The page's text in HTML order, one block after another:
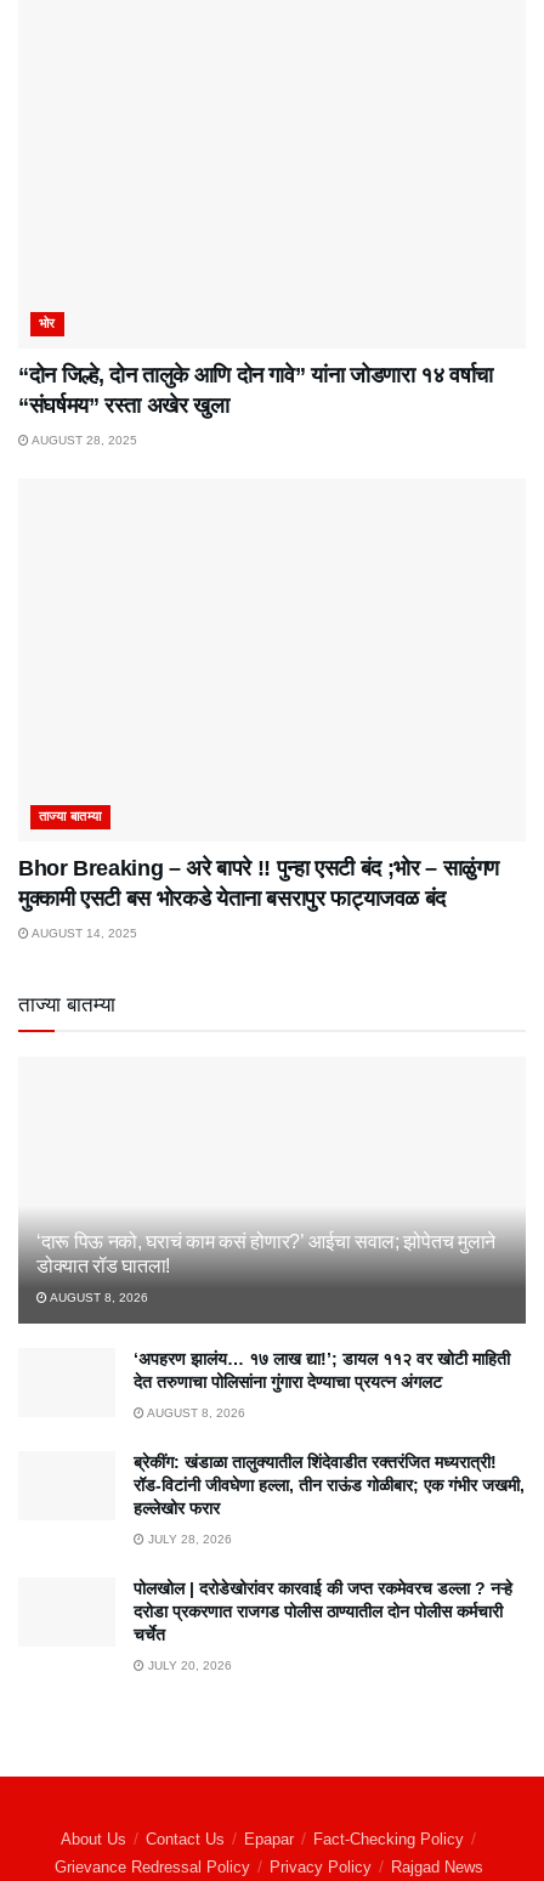
भोर
“दोन जिल्हे, दोन तालुके आणि दोन गावे” यांना जोडणारा १४ वर्षाचा
“संघर्षमय” रस्ता अखेर खुला
AUGUST 28, 2025
ताज्या बातम्या
Bhor Breaking – अरे बापरे‌ !! पुन्हा एसटी बंद ;भोर – साळुंगण
मुक्कामी एसटी बस भोरकडे येताना बसरापुर फाट्याजवळ बंद
AUGUST 14, 2025
ताज्या बातम्या
‘दारू पिऊ नको, घराचं काम कसं होणार?’ आईचा सवाल; झोपेतच मुलाने
डोक्यात रॉड घातला!
AUGUST 8, 2026
‘अपहरण झालंय… १७ लाख द्या!’; डायल ११२ वर खोटी माहिती
देत तरुणाचा पोलिसांना गुंगारा देण्याचा प्रयत्न अंगलट
AUGUST 8, 2026
ब्रेकींग: खंडाळा तालुक्यातील शिंदेवाडीत रक्तरंजित मध्यरात्री!
रॉड-विटांनी जीवघेणा हल्ला, तीन राऊंड गोळीबार; एक गंभीर जखमी,
हल्लेखोर फरार
JULY 28, 2026
पोलखोल | दरोडेखोरांवर कारवाई की जप्त रकमेवरच डल्ला ? नऱ्हे
दरोडा प्रकरणात राजगड पोलीस ठाण्यातील दोन पोलीस कर्मचारी
चर्चेत
JULY 20, 2026
About Us Contact Us Epapar
Fact-Checking Policy
Grievance Redressal Policy
Privacy Policy Rajgad News